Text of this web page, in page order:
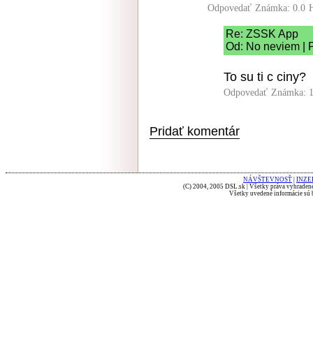
Odpovedať Známka: 0.0
Re: ZSSK App
Od: No neviem |
To su ti c ciny?
Odpovedať Známka:
Pridať komentár
NÁVŠTEVNOSŤ
(C) 2004, 2005 DSL.sk | Všetky práva
Všetky uvedené informácie sú